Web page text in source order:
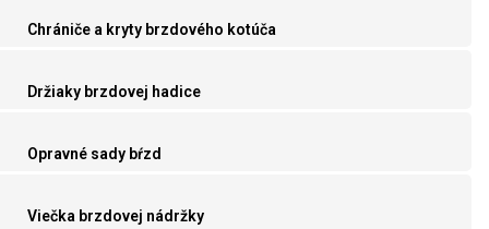
Chrániče a kryty brzdového kotúča
Držiaky brzdovej hadice
Opravné sady bŕzd
Viečka brzdovej nádržky